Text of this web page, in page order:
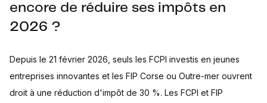
encore de réduire ses impôts en
2026 ?
Depuis le 21 février 2026, seuls les FCPI investis en jeunes
entreprises innovantes et les FIP Corse ou Outre-mer ouvrent
droit à une réduction d'impôt de 30 %. Les FCPI et FIP